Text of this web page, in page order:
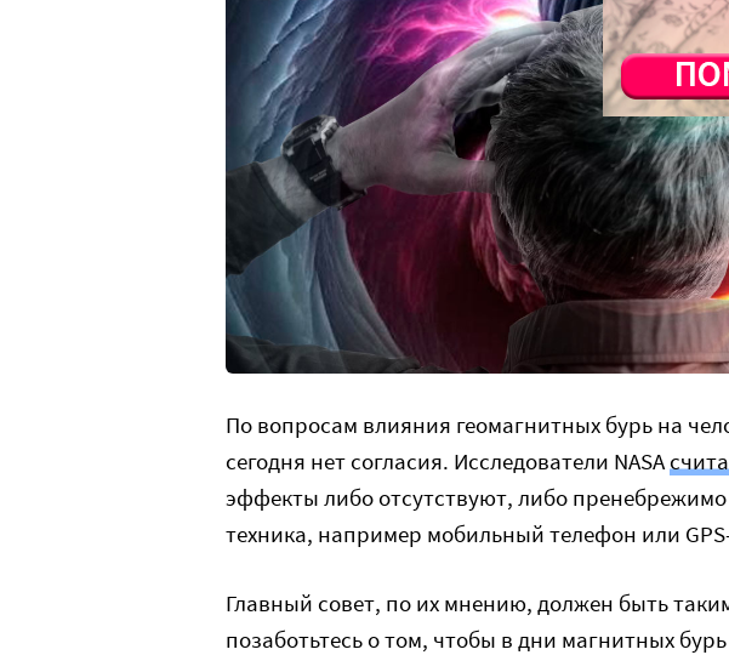
По вопросам влияния геомагнитных бурь на
сегодня нет согласия. Исследователи NASA
эффекты либо отсутствуют, либо
техника, например мобильный телефон или
Главный совет, по их мнению, должен быть
позаботьтесь о том, чтобы в дни магнитных